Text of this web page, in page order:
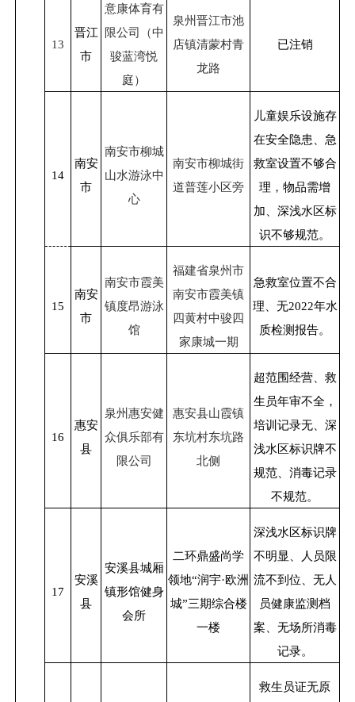
13
晋江
市
意康体育有
限公司（中
骏蓝湾悦
庭）
泉州晋江市池
店镇清蒙村青
龙路
已注销
14
南安
市
南安市柳城
山水游泳中
心
南安市柳城街
道普莲小区旁
儿童娱乐设施存
在安全隐患、急
救室设置不够合
理，物品需增
加、深浅水区标
识不够规范。
15
南安
市
南安市霞美
镇度昂游泳
馆
福建省泉州市
南安市霞美镇
四黄村中骏四
家康城一期
急救室位置不合
理、无2022年水
质检测报告。
16
惠安
县
泉州惠安健
众俱乐部有
限公司
惠安县山霞镇
东坑村东坑路
北侧
超范围经营、救
生员年审不全，
培训记录无、深
浅水区标识牌不
规范、消毒记录
不规范。
17
安溪
县
安溪县城厢
镇形馆健身
会所
二环鼎盛尚学
领地“润宇·欧洲
城”三期综合楼
一楼
深浅水区标识牌
不明显、人员限
流不到位、无人
员健康监测档
案、无场所消毒
记录。
救生员证无原